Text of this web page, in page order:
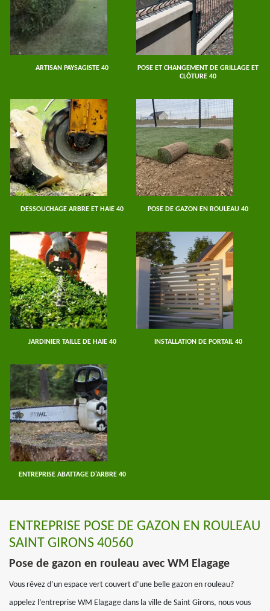
ARTISAN PAYSAGISTE 40
POSE ET CHANGEMENT DE GRILLAGE ET
CLÔTURE 40
DESSOUCHAGE ARBRE ET HAIE 40 POSE DE GAZON EN ROULEAU 40
JARDINIER TAILLE DE HAIE 40 INSTALLATION DE PORTAIL 40
ENTREPRISE ABATTAGE D'ARBRE 40
ENTREPRISE POSE DE GAZON EN ROULEAU
SAINT GIRONS 40560
Pose de gazon en rouleau avec WM Elagage
Vous rêvez d’un espace vert couvert d’une belle gazon en rouleau?
appelez l’entreprise WM Elagage dans la ville de Saint Girons, nous vous